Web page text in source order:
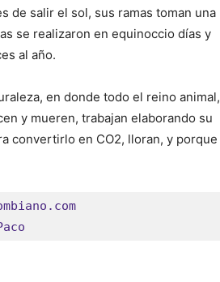
de salir el sol, sus ramas toman una
se realizaron en equinoccio días y
al año.
en donde todo el reino
y mueren, trabajan elaborando su
convertirlo en CO2, lloran, y porque